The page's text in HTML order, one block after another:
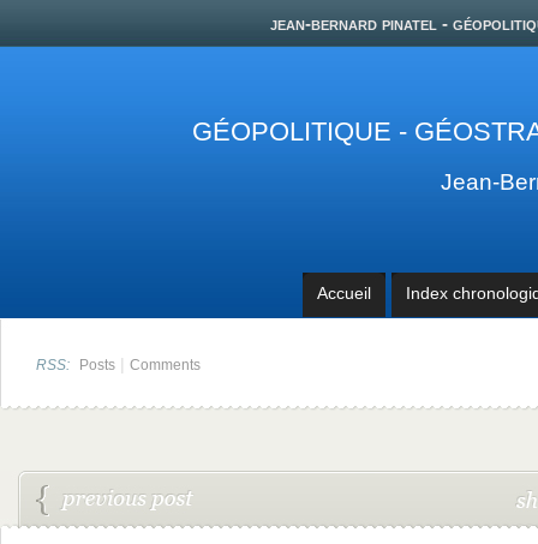
jean-bernard pinatel -
GÉOPOLITIQUE -
Jean-
Accueil Index
RSS: Posts | Comments